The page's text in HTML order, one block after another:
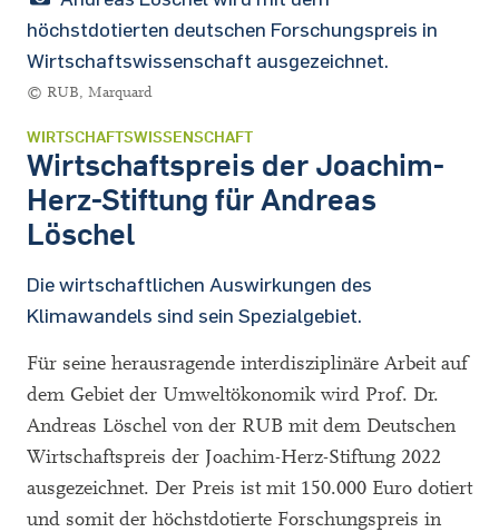
höchstdotierten deutschen Forschungspreis in
Wirtschaftswissenschaft ausgezeichnet.
© RUB, Marquard
WIRTSCHAFTSWISSENSCHAFT
Wirtschaftspreis der Joachim-
Herz-Stiftung für Andreas
Löschel
Die wirtschaftlichen Auswirkungen des
Klimawandels sind sein Spezialgebiet.
Für seine herausragende interdisziplinäre Arbeit auf
dem Gebiet der Umweltökonomik wird Prof. Dr.
Andreas Löschel von der RUB mit dem Deutschen
Wirtschaftspreis der Joachim-Herz-Stiftung 2022
ausgezeichnet. Der Preis ist mit 150.000 Euro dotiert
und somit der höchstdotierte Forschungspreis in